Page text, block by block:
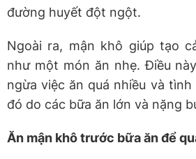
đường huyết đột ngột.
Ngoài ra, mận khô giúp tạo
như một món ăn nhẹ. Điều
ngừa việc ăn quá nhiều và
đó do các bữa ăn lớn và nặng
Ăn mận khô trước bữa ăn để